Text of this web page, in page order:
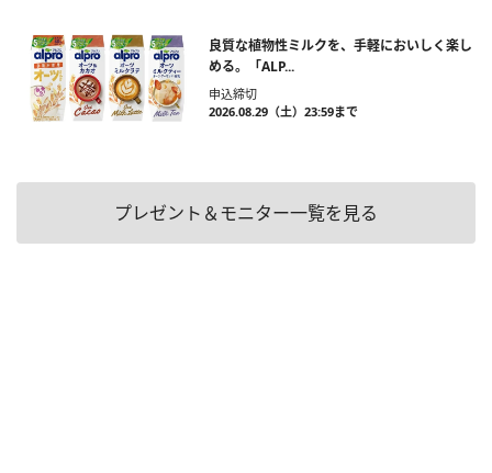
良質な植物性ミルクを、手軽においしく楽し
める。「ALP...
申込締切
2026.08.29（土）23:59まで
プレゼント＆モニター一覧を見る